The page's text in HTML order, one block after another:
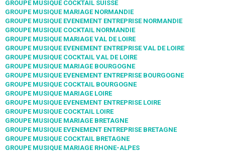
GROUPE MUSIQUE COCKTAIL SUISSE
GROUPE MUSIQUE MARIAGE NORMANDIE
GROUPE MUSIQUE EVENEMENT ENTREPRISE NORMANDIE
GROUPE MUSIQUE COCKTAIL NORMANDIE
GROUPE MUSIQUE MARIAGE VAL DE LOIRE
GROUPE MUSIQUE EVENEMENT ENTREPRISE VAL DE LOIRE
GROUPE MUSIQUE COCKTAIL VAL DE LOIRE
GROUPE MUSIQUE MARIAGE BOURGOGNE
GROUPE MUSIQUE EVENEMENT ENTREPRISE BOURGOGNE
GROUPE MUSIQUE COCKTAIL BOURGOGNE
GROUPE MUSIQUE MARIAGE LOIRE
GROUPE MUSIQUE EVENEMENT ENTREPRISE LOIRE
GROUPE MUSIQUE COCKTAIL LOIRE
GROUPE MUSIQUE MARIAGE BRETAGNE
GROUPE MUSIQUE EVENEMENT ENTREPRISE BRETAGNE
GROUPE MUSIQUE COCKTAIL BRETAGNE
GROUPE MUSIQUE MARIAGE RHONE-ALPES